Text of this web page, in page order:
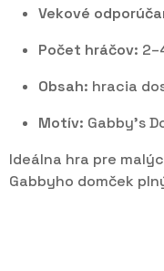
Vekové
Počet hráčov:
Obsah: hracia
Motív: Gabby’s
Ideálna hra pre
Gabbyho domček